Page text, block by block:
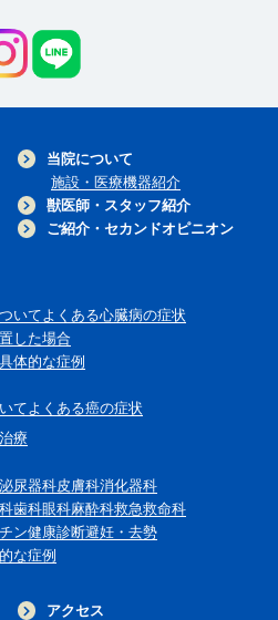
当院について
施設・医療機器紹介
獣医師・スタッフ紹介
ご紹介・セカンドオピニオン
いて よくある心臓病の症状
した場合
体的な症例
て よくある癌の症状
療
泌尿器科皮膚科消化器科
歯科眼科麻酔科救急救命科
ン健康診断避妊・去勢
な症例
アクセス